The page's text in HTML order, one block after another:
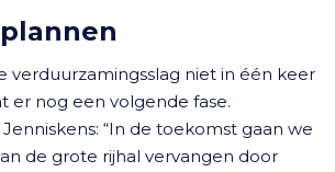
verduurzamingsslag niet in één keer
er nog een volgende fase.
“In de toekomst gaan we
de grote rijhal vervangen door